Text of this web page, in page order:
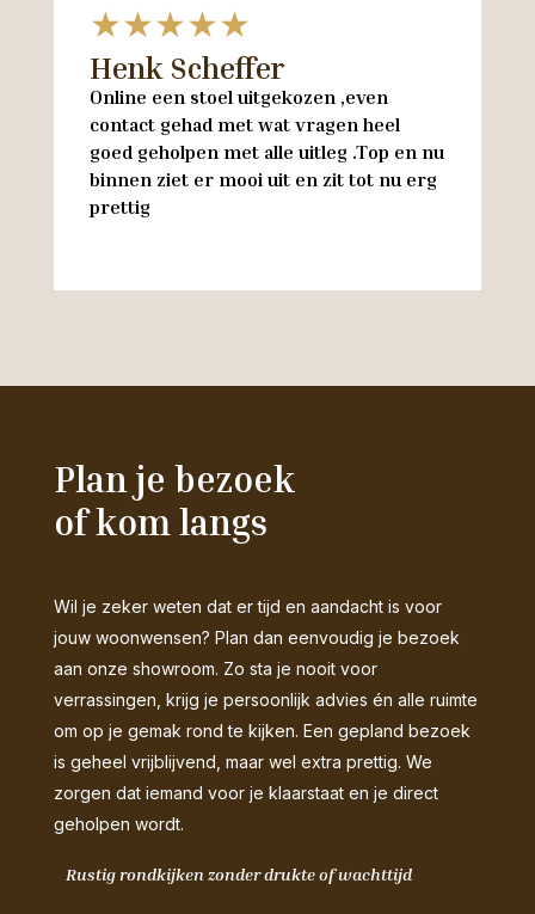
★★★★★
Henk Scheffer
Online een stoel uitgekozen ,even
contact gehad met wat vragen heel
goed geholpen met alle uitleg .Top en nu
binnen ziet er mooi uit en zit tot nu erg
prettig
Plan je bezoek
of kom langs
Wil je zeker weten dat er tijd en aandacht is voor
jouw woonwensen? Plan dan eenvoudig je bezoek
aan onze showroom. Zo sta je nooit voor
verrassingen, krijg je persoonlijk advies én alle ruimte
om op je gemak rond te kijken. Een gepland bezoek
is geheel vrijblijvend, maar wel extra prettig. We
zorgen dat iemand voor je klaarstaat en je direct
geholpen wordt.
Rustig rondkijken zonder drukte of wachttijd